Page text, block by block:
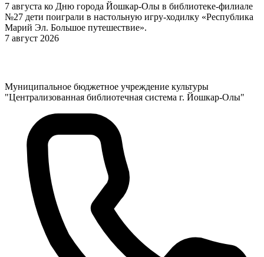
7 августа ко Дню города Йошкар-Олы в библиотеке-филиале
№27 дети поиграли в настольную игру-ходилку «Республика
Марий Эл. Большое путешествие».
7 август 2026
Муниципальное бюджетное учреждение культуры
"Централизованная библиотечная система г. Йошкар-Олы"